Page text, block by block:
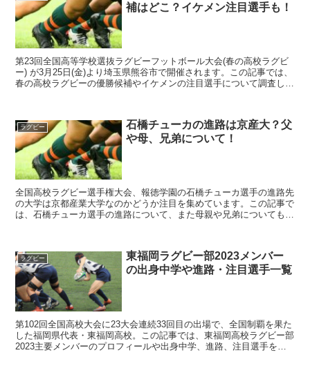
補はどこ？イケメン注目選手も！
第23回全国高等学校選抜ラグビーフットボール大会(春の高校ラグビ
ー) が3月25日(金)より埼玉県熊谷市で開催されます。この記事では、
春の高校ラグビーの優勝候補やイケメンの注目選手について調査しま
ラグビー
石橋チューカの進路は京産大？父
や母、兄弟について！
全国高校ラグビー選手権大会、報徳学園の石橋チューカ選手の進路先
の大学は京都産業大学なのかどうか注目を集めています。この記事で
は、石橋チューカ選手の進路について、また母親や兄弟についても調
ラグビー
東福岡ラグビー部2023メンバー
の出身中学や進路・注目選手一覧
第102回全国高校大会に23大会連続33回目の出場で、全国制覇を果た
した福岡県代表・東福岡高校。この記事では、東福岡高校ラグビー部
2023主要メンバーのプロフィールや出身中学、進路、注目選手をま